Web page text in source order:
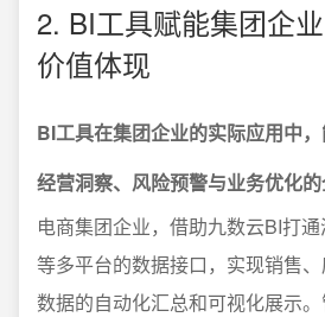
2. BI工具赋能集团企
价值体现
BI工具在集团企业的实际应用中，
经营洞察、风险预警与业务优化的
电商集团企业，借助九数云BI打
等多平台的数据接口，实现销售
数据的自动化汇总和可视化展示